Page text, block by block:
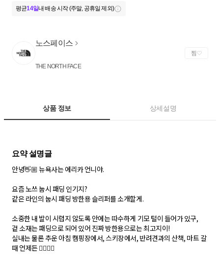
평균14일내 배송 시작 (주말, 공휴일 제외)
노스페이스
THE NORTH FACE
찜
상품 정보 상세설명
요약 설명글
안녕👋🏼 뉴욕사는 에리카 언니야.
요즘 노쓰 눕시 패딩 인기지?
같은 라인의 눕시 패딩 방한용 슬리퍼를 소개할게.
소중한 내 발이 시렵지 않도록 안에는 따수하게 기모 털이 들어가 있구,
겉 소재는 패딩으로 되어 있어 진짜 방한용으로는 최고지이!
실내는 물론 추운 아침 캠핑장에서, 스키장에서, 반려견과의 산책, 마트 갈
때 언제든 👌🏼👌🏼